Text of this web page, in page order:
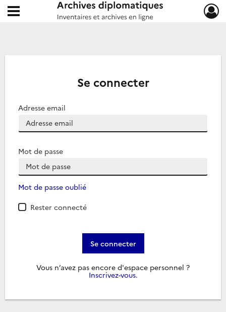
Archives diplomatiques
Ouvrir le menu déroulant
Se connecter
Adresse email
Mot de passe
Mot de passe oublié
Rester connecté
Se connecter
Vous n’avez pas encore d'espace personnel ?
Inscrivez-vous.